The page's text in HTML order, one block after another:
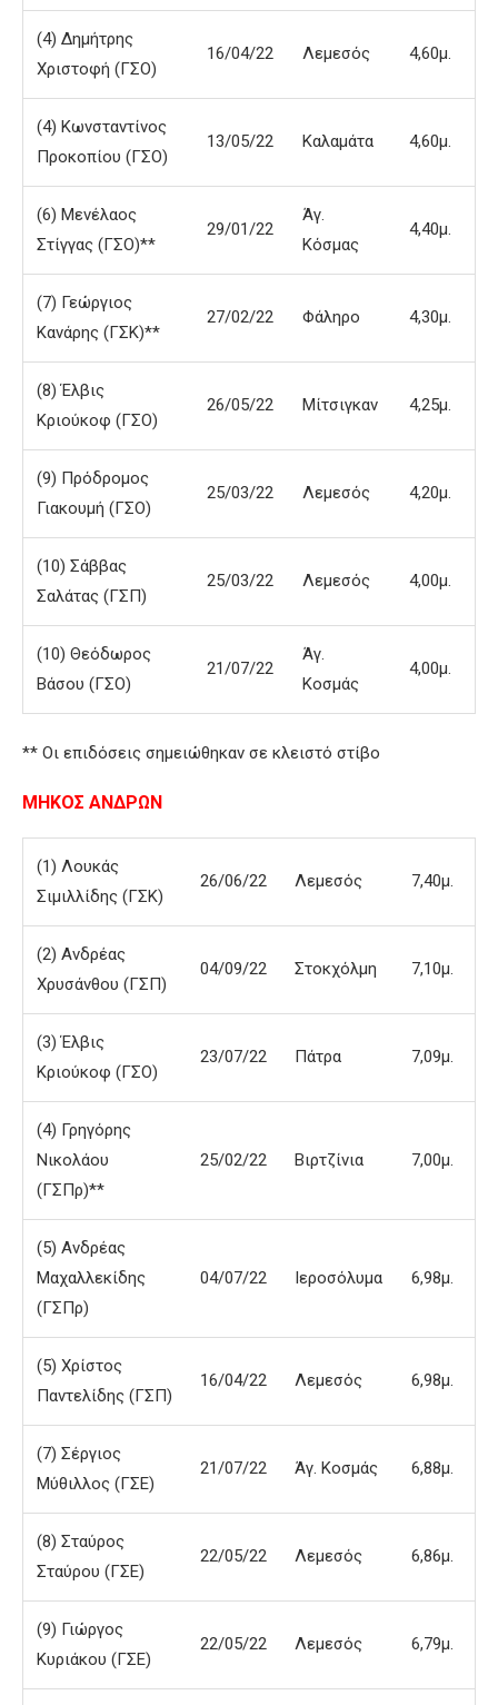
(4) Δημήτρης
Χριστοφή (ΓΣΟ)
16/04/22 Λεμεσός 4,60μ.
(4) Κωνσταντίνος
Προκοπίου (ΓΣΟ)
13/05/22 Καλαμάτα 4,60μ.
(6) Μενέλαος
Στίγγας (ΓΣΟ)**
29/01/22
Άγ.
Κόσμας
4,40μ.
(7) Γεώργιος
Κανάρης (ΓΣΚ)**
27/02/22 Φάληρο 4,30μ.
(8) Έλβις
Κριούκοφ (ΓΣΟ)
26/05/22 Μίτσιγκαν 4,25μ.
(9) Πρόδρομος
Γιακουμή (ΓΣΟ)
25/03/22 Λεμεσός 4,20μ.
(10) Σάββας
Σαλάτας (ΓΣΠ)
25/03/22 Λεμεσός 4,00μ.
(10) Θεόδωρος
Βάσου (ΓΣΟ)
21/07/22
Άγ.
Κοσμάς
4,00μ.
** Οι επιδόσεις σημειώθηκαν σε κλειστό στίβο
ΜΗΚΟΣ ΑΝΔΡΩΝ
(1) Λουκάς
Σιμιλλίδης (ΓΣΚ)
26/06/22 Λεμεσός 7,40μ.
(2) Ανδρέας
Χρυσάνθου (ΓΣΠ)
04/09/22 Στοκχόλμη 7,10μ.
(3) Έλβις
Κριούκοφ (ΓΣΟ)
23/07/22 Πάτρα 7,09μ.
(4) Γρηγόρης
Νικολάου
(ΓΣΠρ)**
25/02/22 Βιρτζίνια 7,00μ.
(5) Ανδρέας
Μαχαλλεκίδης
(ΓΣΠρ)
04/07/22 Ιεροσόλυμα 6,98μ.
(5) Χρίστος
Παντελίδης (ΓΣΠ)
16/04/22 Λεμεσός 6,98μ.
(7) Σέργιος
Μύθιλλος (ΓΣΕ)
21/07/22 Άγ. Κοσμάς 6,88μ.
(8) Σταύρος
Σταύρου (ΓΣΕ)
22/05/22 Λεμεσός 6,86μ.
(9) Γιώργος
Κυριάκου (ΓΣΕ)
22/05/22 Λεμεσός 6,79μ.